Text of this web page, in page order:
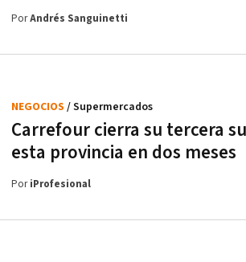
PorAndrés Sanguinetti
Carrefour cierra su tercera
esta provincia en dos meses
NEGOCIOS / Supermercados
PoriProfesional